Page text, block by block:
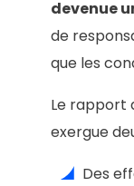
devenue
de
que les
Le rapport
exergue
Des